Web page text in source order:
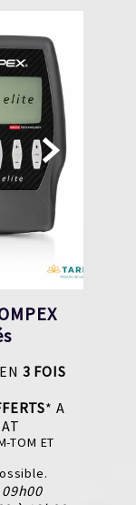
3 FOIS
* A
TOM ET
